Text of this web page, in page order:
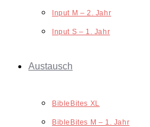
Input M – 2. Jahr
Input S – 1. Jahr
Austausch
BibleBites XL
BibleBites M – 1. Jahr